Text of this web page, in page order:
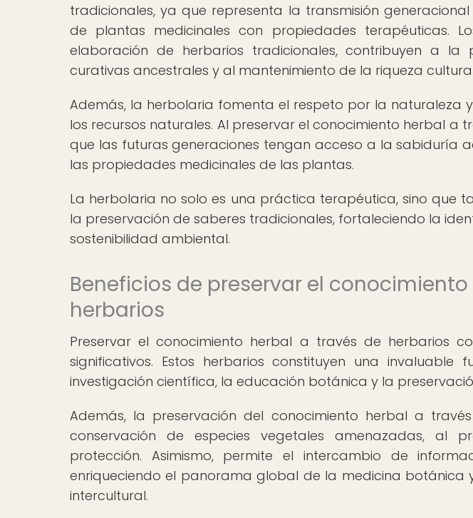
tradicionales, ya que representa la transmisión
de plantas medicinales con propiedades terapéuticas.
elaboración de herbarios tradicionales, contribuyen a la
curativas ancestrales y al mantenimiento de la riqueza
Además, la herbolaria fomenta el respeto por la naturaleza
los recursos naturales. Al preservar el conocimiento herbal a
que las futuras generaciones tengan acceso a la sabiduría
las propiedades medicinales de las plantas.
La herbolaria no solo es una práctica terapéutica, sino que
la preservación de saberes tradicionales, fortaleciendo la
sostenibilidad ambiental.
Beneficios de preservar el
herbarios
Preservar el conocimiento herbal a través de herbarios
significativos. Estos herbarios constituyen una
investigación científica, la educación botánica y la
Además, la preservación del conocimiento herbal a
conservación de especies vegetales amenazadas, al
protección. Asimismo, permite el intercambio de
enriqueciendo el panorama global de la medicina botánica
intercultural.